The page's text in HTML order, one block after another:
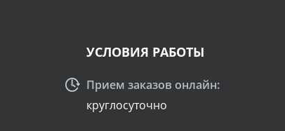
УСЛОВИЯ РАБОТЫ
Прием заказов онлайн:
круглосуточно